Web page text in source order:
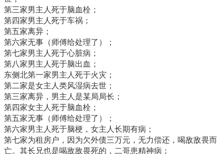
第三家男主人死于脑血栓；
第四家男主人死于车祸；
第五家离异；
第六家无事（师傅给处理了）；
第七家男主人死于心脏病；
第八家男主人死于脑出血；
东侧北第一家男主人死于火灾；
第二家是女主人类风湿病去世；
第三家离异，男主人是某局局长；
第四家女主人死于脑血栓；
第五家无事（师傅给处理了）；
第六家男主人死于脑梗，女主人长期有病；
第七家为租房户，因为欠外债三万元，无力偿还，喝敌敌畏而
亡。其长兄也是喝敌敌畏死的，二哥患精神病；